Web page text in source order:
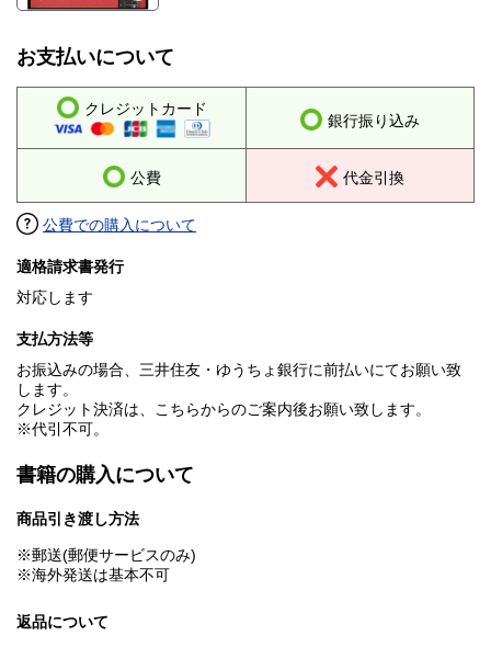
お支払いについて
クレジットカード
銀行振り込み
公費 代金引換
公費での購入について
適格請求書発行
対応します
支払方法等
お振込みの場合、三井住友・ゆうちょ銀行に前払いにてお願い致
します。
クレジット決済は、こちらからのご案内後お願い致します。
※代引不可。
書籍の購入について
商品引き渡し方法
※郵送(郵便サービスのみ)
※海外発送は基本不可
返品について